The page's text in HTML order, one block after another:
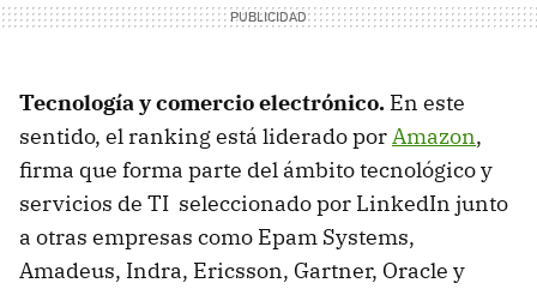
Tecnología y comercio electrónico. En este
sentido, el ranking está liderado porAmazon,
firma que forma parte del ámbito tecnológico y
servicios de TI seleccionado por LinkedIn junto
a otras empresas como Epam Systems,
Amadeus, Indra, Ericsson, Gartner, Oracle y